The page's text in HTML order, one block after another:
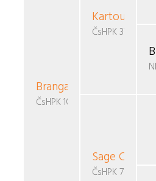
Brangana
ČsHPK 103/90
Kartouch
ČsHPK 37/89/
Sage Cera
ČsHPK 7-88/87/